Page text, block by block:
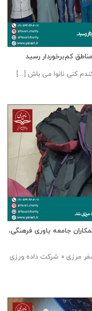
کم‌برخوردار رسید
کنی نانوا می باش [...]
جامعه یاوری فرهنگی،
مرزی « شرکت داده ورزی